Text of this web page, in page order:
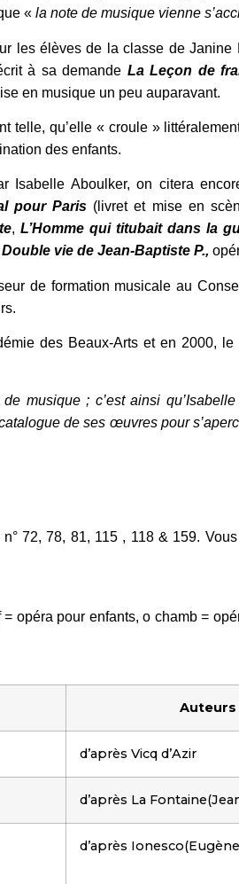
« la note de musique vienne
les élèves de la classe de
à sa demande La Leçon de
en musique un peu auparavant.
telle, qu’elle « croule »
des enfants.
Isabelle Aboulker, on citera
pour Paris (livret et mise en
, L’Homme qui titubait dans la
vie de Jean-Baptiste P.,
de formation musicale au
des Beaux-Arts et en 2000,
musique ; c’est ainsi
de ses œuvres pour
72, 78, 81, 115 , 118 & 159.
opéra pour enfants, o chamb =
Auteurs
d’après Vicq d’Azir
d’après La
d’après